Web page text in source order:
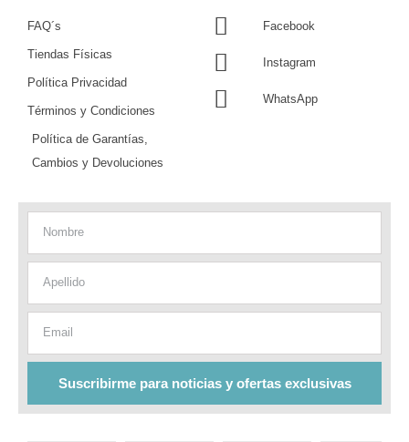
FAQ´s
Tiendas Físicas
Política Privacidad
Términos y Condiciones
Política de Garantías,
Cambios y Devoluciones
Facebook
Instagram
WhatsApp
Suscribirme para noticias y ofertas exclusivas